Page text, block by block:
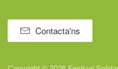
Contacta'ns